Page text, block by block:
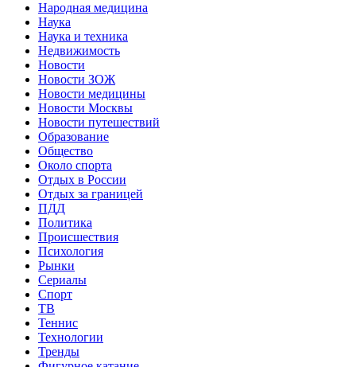
Народная медицина
Наука
Наука и техника
Недвижимость
Новости
Новости ЗОЖ
Новости медицины
Новости Москвы
Новости путешествий
Образование
Общество
Около спорта
Отдых в России
Отдых за границей
ПДД
Политика
Происшествия
Психология
Рынки
Сериалы
Спорт
ТВ
Теннис
Технологии
Тренды